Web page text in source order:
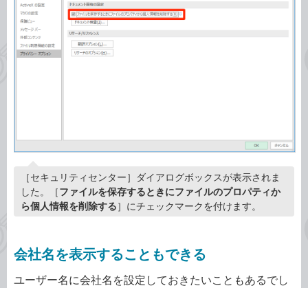
［セキュリティセンター］ダイアログボックスが表示されま
した。［ファイルを保存するときにファイルのプロパティか
ら個人情報を削除する］にチェックマークを付けます。
会社名を表示することもできる
ユーザー名に会社名を設定しておきたいこともあるでし